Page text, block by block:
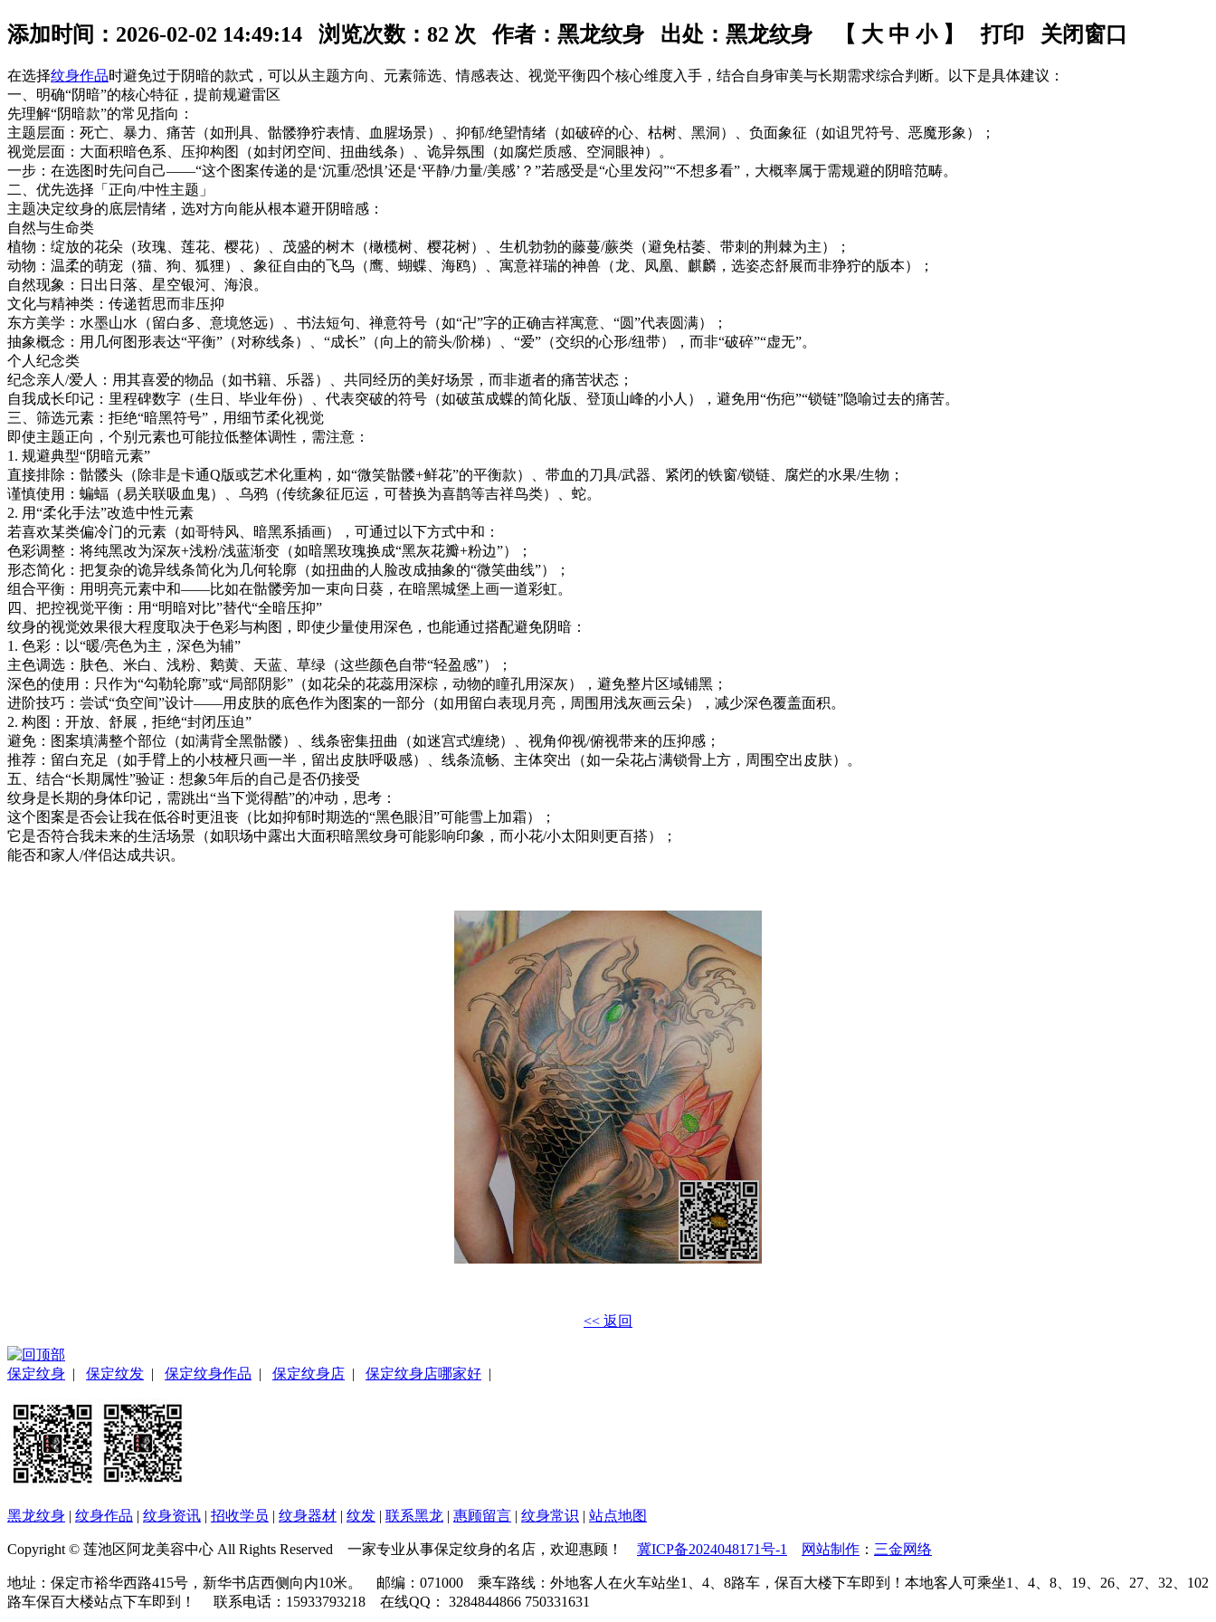
添加时间：2026-02-02 14:49:14 浏览次数： 82 次 作者：黑龙纹身 出处：黑龙纹身 【 大 中 小】打印 关闭窗口
在选择纹身作品时避免过于阴暗的款式，可以从主题方向、元素筛选、情感表达、视觉平衡四个核心维度入手，结合自身审美与长期需求综合判断。以下是具体建议：
一、明确“阴暗”的核心特征，提前规避雷区
先理解“阴暗款”的常见指向：
主题层面：死亡、暴力、痛苦（如刑具、骷髅狰狞表情、血腥场景）、抑郁/绝望情绪（如破碎的心、枯树、黑洞）、负面象征（如诅咒符号、恶魔形象）；
视觉层面：大面积暗色系、压抑构图（如封闭空间、扭曲线条）、诡异氛围（如腐烂质感、空洞眼神）。
一步：在选图时先问自己——“这个图案传递的是‘沉重/恐惧’还是‘平静/力量/美感’？”若感受是“心里发闷”“不想多看”，大概率属于需规避的阴暗范畴。
二、优先选择「正向/中性主题」
主题决定纹身的底层情绪，选对方向能从根本避开阴暗感：
自然与生命类
植物：绽放的花朵（玫瑰、莲花、樱花）、茂盛的树木（橄榄树、樱花树）、生机勃勃的藤蔓/蕨类（避免枯萎、带刺的荆棘为主）；
动物：温柔的萌宠（猫、狗、狐狸）、象征自由的飞鸟（鹰、蝴蝶、海鸥）、寓意祥瑞的神兽（龙、凤凰、麒麟，选姿态舒展而非狰狞的版本）；
自然现象：日出日落、星空银河、海浪。
文化与精神类：传递哲思而非压抑
东方美学：水墨山水（留白多、意境悠远）、书法短句、禅意符号（如“卍”字的正确吉祥寓意、“圆”代表圆满）；
抽象概念：用几何图形表达“平衡”（对称线条）、“成长”（向上的箭头/阶梯）、“爱”（交织的心形/纽带），而非“破碎”“虚无”。
个人纪念类
纪念亲人/爱人：用其喜爱的物品（如书籍、乐器）、共同经历的美好场景，而非逝者的痛苦状态；
自我成长印记：里程碑数字（生日、毕业年份）、代表突破的符号（如破茧成蝶的简化版、登顶山峰的小人），避免用“伤疤”“锁链”隐喻过去的痛苦。
三、筛选元素：拒绝“暗黑符号”，用细节柔化视觉
即使主题正向，个别元素也可能拉低整体调性，需注意：
1. 规避典型“阴暗元素”
直接排除：骷髅头（除非是卡通Q版或艺术化重构，如“微笑骷髅+鲜花”的平衡款）、带血的刀具/武器、紧闭的铁窗/锁链、腐烂的水果/生物；
谨慎使用：蝙蝠（易关联吸血鬼）、乌鸦（传统象征厄运，可替换为喜鹊等吉祥鸟类）、蛇。
2. 用“柔化手法”改造中性元素
若喜欢某类偏冷门的元素（如哥特风、暗黑系插画），可通过以下方式中和：
色彩调整：将纯黑改为深灰+浅粉/浅蓝渐变（如暗黑玫瑰换成“黑灰花瓣+粉边”）；
形态简化：把复杂的诡异线条简化为几何轮廓（如扭曲的人脸改成抽象的“微笑曲线”）；
组合平衡：用明亮元素中和——比如在骷髅旁加一束向日葵，在暗黑城堡上画一道彩虹。
四、把控视觉平衡：用“明暗对比”替代“全暗压抑”
纹身的视觉效果很大程度取决于色彩与构图，即使少量使用深色，也能通过搭配避免阴暗：
1. 色彩：以“暖/亮色为主，深色为辅”
主色调选：肤色、米白、浅粉、鹅黄、天蓝、草绿（这些颜色自带“轻盈感”）；
深色的使用：只作为“勾勒轮廓”或“局部阴影”（如花朵的花蕊用深棕，动物的瞳孔用深灰），避免整片区域铺黑；
进阶技巧：尝试“负空间”设计——用皮肤的底色作为图案的一部分（如用留白表现月亮，周围用浅灰画云朵），减少深色覆盖面积。
2. 构图：开放、舒展，拒绝“封闭压迫”
避免：图案填满整个部位（如满背全黑骷髅）、线条密集扭曲（如迷宫式缠绕）、视角仰视/俯视带来的压抑感；
推荐：留白充足（如手臂上的小枝桠只画一半，留出皮肤呼吸感）、线条流畅、主体突出（如一朵花占满锁骨上方，周围空出皮肤）。
五、结合“长期属性”验证：想象5年后的自己是否仍接受
纹身是长期的身体印记，需跳出“当下觉得酷”的冲动，思考：
这个图案是否会让我在低谷时更沮丧（比如抑郁时期选的“黑色眼泪”可能雪上加霜）；
它是否符合我未来的生活场景（如职场中露出大面积暗黑纹身可能影响印象，而小花/小太阳则更百搭）；
能否和家人/伴侣达成共识。
<< 返回
保定纹身 | 保定纹发 | 保定纹身作品 | 保定纹身店 | 保定纹身店哪家好 |
黑龙纹身 | 纹身作品 | 纹身资讯 | 招收学员 | 纹身器材 | 纹发 | 联系黑龙 | 惠顾留言 | 纹身常识 | 站点地图
Copyright © 莲池区阿龙美容中心 All Rights Reserved 一家专业从事保定纹身的名店，欢迎惠顾！ 冀ICP备2024048171号-1 网站制作 ： 三金网络
地址：保定市裕华西路415号，新华书店西侧向内10米。 邮编：071000 乘车路线：外地客人在火车站坐1、4、8路车，保百大楼下车即到！本地客人可乘坐1、4、8、19、26、27、32、102
路车保百大楼站点下车即到！ 联系电话：15933793218 在线QQ： 3284844866 750331631